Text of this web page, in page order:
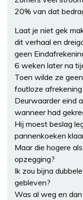
20% van dat
Laat je niet gek
dit verhaal en
geen
6 weken later na
Toen wilde ze
foutloze
Deurwaarder eind
wanneer had
Hij moest beslag
pannenkoeken
Maar die hogere
opzegging?
Ik zou bijna
gebleven?
Was al weg en